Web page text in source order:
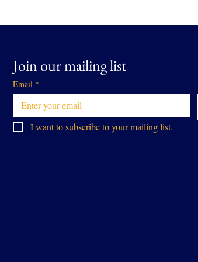
Join our mailing list
Email *
I want to subscribe to your mailing list.